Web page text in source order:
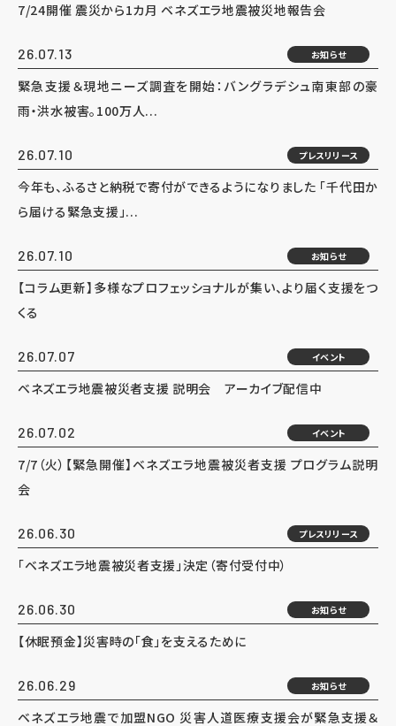
7/24開催 震災から1カ月 ベネズエラ地震被災地報告会
26.07.13 お知らせ
緊急支援＆現地ニーズ調査を開始：バングラデシュ南東部の豪
雨・洪水被害。100万人...
26.07.10 プレスリリース
今年も、ふるさと納税で寄付ができるようになりました 「千代田か
ら届ける緊急支援」...
26.07.10 お知らせ
【コラム更新】多様なプロフェッショナルが集い、より届く支援をつ
くる
26.07.07 イベント
ベネズエラ地震被災者支援 説明会 アーカイブ配信中
26.07.02 イベント
7/7（火）【緊急開催】ベネズエラ地震被災者支援 プログラム説明
会
26.06.30 プレスリリース
「ベネズエラ地震被災者支援」決定（寄付受付中）
26.06.30 お知らせ
【休眠預金】災害時の「食」を支えるために
26.06.29 お知らせ
ベネズエラ地震で加盟NGO 災害人道医療支援会が緊急支援＆